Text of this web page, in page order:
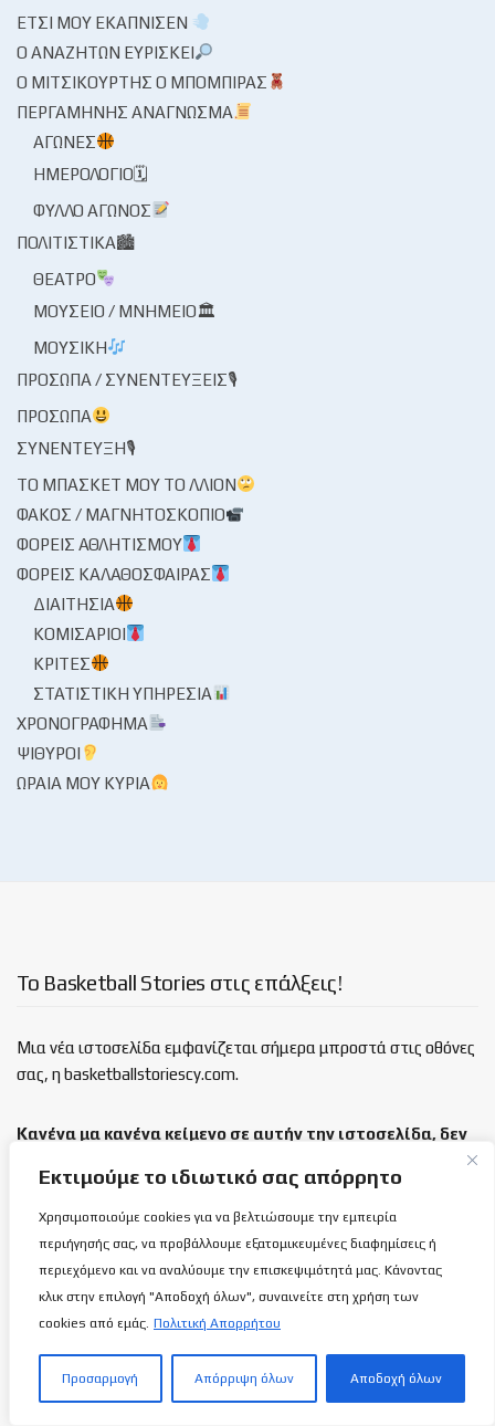
Εκτιμούμε το ιδιωτικό σας απόρρητο
Χρησιμοποιούμε cookies για να βελτιώσουμε την εμπειρία
περιήγησής σας, να προβάλλουμε εξατομικευμένες διαφημίσεις ή
περιεχόμενο και να αναλύουμε την επισκεψιμότητά μας. Κάνοντας
κλικ στην επιλογή "Αποδοχή όλων", συναινείτε στη χρήση των
cookies από εμάς. Πολιτική Απορρήτου
Προσαρμογή Απόρριψη όλων Αποδοχή όλων
ΈΤΣΙ ΜΟΥ ΕΚΆΠΝΙΣΕΝ
Ο ΑΝΑΖΗΤΏΝ ΕΥΡΊΣΚΕΙ
Ο ΜΙΤΣΙΚΟΥΡΤΉΣ Ο ΜΠΌΜΠΙΡΑΣ
ΠΕΡΓΑΜΗΝΉΣ ΑΝΆΓΝΩΣΜΑ
ΑΓΏΝΕΣ
ΗΜΕΡΟΛΌΓΙΟ🗓
ΦΎΛΛΟ ΑΓΏΝΟΣ
ΠΟΛΙΤΙΣΤΙΚΆ🏙
ΘΈΑΤΡΟ
ΜΟΥΣΕΊΟ / ΜΝΗΜΕΊΟ🏛
ΜΟΥΣΙΚΉ
ΠΡΌΣΩΠΑ / ΣΥΝΕΝΤΕΎΞΕΙΣ🎙
ΠΡΌΣΩΠΑ
ΣΥΝΈΝΤΕΥΞΗ🎙
ΤΟ ΜΠΆΣΚΕΤ ΜΟΥ ΤΟ ΛΛΊΟΝ
ΦΑΚΌΣ / ΜΑΓΝΗΤΟΣΚΌΠΙΟ
ΦΟΡΕΊΣ ΑΘΛΗΤΙΣΜΟΎ
ΦΟΡΕΊΣ ΚΑΛΑΘΌΣΦΑΙΡΑΣ
ΔΙΑΙΤΗΣΊΑ
ΚΟΜΙΣΆΡΙΟΙ
ΚΡΙΤΈΣ
ΣΤΑΤΙΣΤΙΚΉ ΥΠΗΡΕΣΊΑ
ΧΡΟΝΟΓΡΆΦΗΜΑ
ΨΊΘΥΡΟΙ
ΩΡΑΊΑ ΜΟΥ ΚΥΡΊΑ
Το Basketball Stories στις επάλξεις!
Μια νέα ιστοσελίδα εμφανίζεται σήμερα μπροστά στις οθόνες
σας, η basketballstoriescy.com.
Κανένα μα κανένα κείμενο σε αυτήν την ιστοσελίδα, δεν
καλαθόσφαιρα | ιστορία | πνεύμα | πολιτεία
Τελευταία άρθρα
αυτό που δεν κατάφερε κανείς στην ιστορία
της αεροπλοΐας!
9 ΑΥΓΟΎΣΤΟΥ 2026